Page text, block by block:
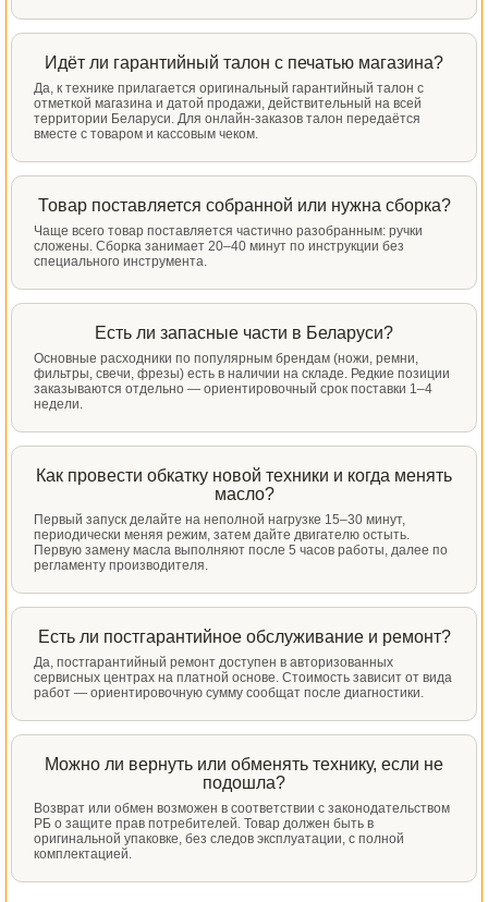
Идёт ли гарантийный талон с печатью магазина?
Да, к технике прилагается оригинальный гарантийный талон с
отметкой магазина и датой продажи, действительный на всей
территории Беларуси. Для онлайн-заказов талон передаётся
вместе с товаром и кассовым чеком.
Товар поставляется собранной или нужна сборка?
Чаще всего товар поставляется частично разобранным: ручки
сложены. Сборка занимает 20–40 минут по инструкции без
специального инструмента.
Есть ли запасные части в Беларуси?
Основные расходники по популярным брендам (ножи, ремни,
фильтры, свечи, фрезы) есть в наличии на складе. Редкие позиции
заказываются отдельно — ориентировочный срок поставки 1–4
недели.
Как провести обкатку новой техники и когда менять
масло?
Первый запуск делайте на неполной нагрузке 15–30 минут,
периодически меняя режим, затем дайте двигателю остыть.
Первую замену масла выполняют после 5 часов работы, далее по
регламенту производителя.
Есть ли постгарантийное обслуживание и ремонт?
Да, постгарантийный ремонт доступен в авторизованных
сервисных центрах на платной основе. Стоимость зависит от вида
работ — ориентировочную сумму сообщат после диагностики.
Можно ли вернуть или обменять технику, если не
подошла?
Возврат или обмен возможен в соответствии с законодательством
РБ о защите прав потребителей. Товар должен быть в
оригинальной упаковке, без следов эксплуатации, с полной
комплектацией.